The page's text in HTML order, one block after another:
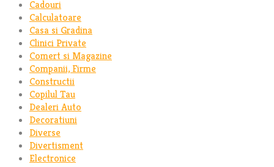
Cadouri
Calculatoare
Casa si Gradina
Clinici Private
Comert si Magazine
Companii, Firme
Constructii
Copilul Tau
Dealeri Auto
Decoratiuni
Diverse
Divertisment
Electronice